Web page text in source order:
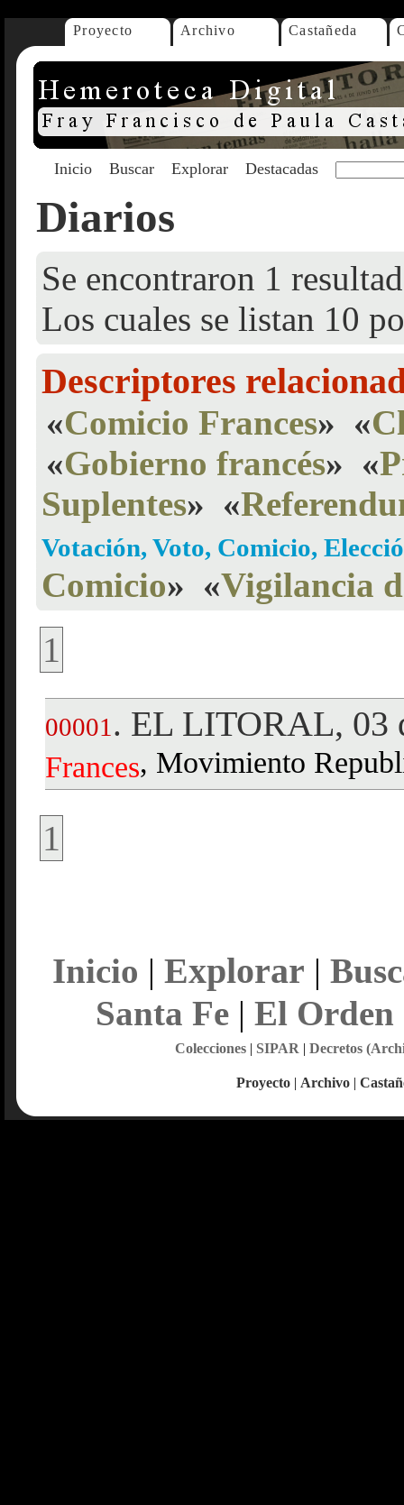
Proyecto Archivo Castañeda
Inicio Buscar Explorar Destacadas
Diarios
Se encontraron 1
Los cuales se listan 10
Descriptores
«Comicio Frances» «
«Gobierno francés» «
Suplentes» «
Votación, Voto, Comicio,
Comicio» «Vigilancia
1
00001 . EL LITORAL, 03
Frances, Movimiento
1
Inicio | Explorar |
Santa Fe| El Orden
Colecciones| SIPAR | Decretos
Proyecto | Archivo |